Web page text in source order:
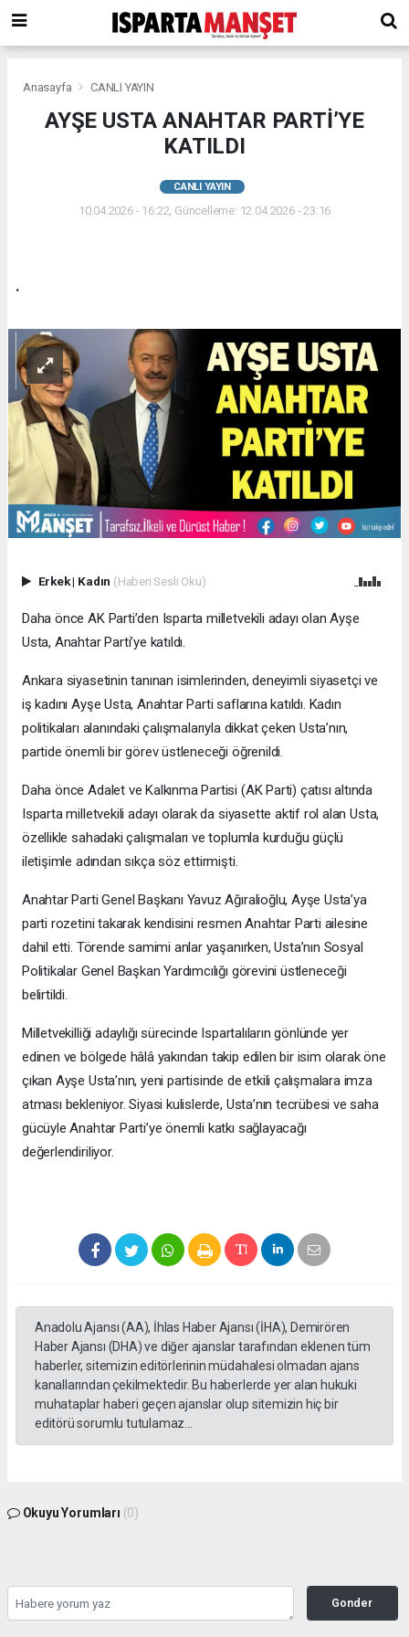
Anasayfa CANLI YAYIN
AYŞE USTA ANAHTAR PARTİ’YE
KATILDI
CANLI YAYIN
10.04.2026 - 16:22, Güncelleme: 12.04.2026 - 23:16
.
Erkek| Kadın (Haberi Sesli Oku)
Daha önce AK Parti’den Isparta milletvekili adayı olan Ayşe
Usta, Anahtar Parti’ye katıldı.
Ankara siyasetinin tanınan isimlerinden, deneyimli siyasetçi ve
iş kadını Ayşe Usta, Anahtar Parti saflarına katıldı. Kadın
politikaları alanındaki çalışmalarıyla dikkat çeken Usta’nın,
partide önemli bir görev üstleneceği öğrenildi.
Daha önce Adalet ve Kalkınma Partisi (AK Parti) çatısı altında
Isparta milletvekili adayı olarak da siyasette aktif rol alan Usta,
özellikle sahadaki çalışmaları ve toplumla kurduğu güçlü
iletişimle adından sıkça söz ettirmişti.
Anahtar Parti Genel Başkanı Yavuz Ağıralioğlu, Ayşe Usta’ya
parti rozetini takarak kendisini resmen Anahtar Parti ailesine
dahil etti. Törende samimi anlar yaşanırken, Usta’nın Sosyal
Politikalar Genel Başkan Yardımcılığı görevini üstleneceği
belirtildi.
Milletvekilliği adaylığı sürecinde Ispartalıların gönlünde yer
edinen ve bölgede hâlâ yakından takip edilen bir isim olarak öne
çıkan Ayşe Usta’nın, yeni partisinde de etkili çalışmalara imza
atması bekleniyor. Siyasi kulislerde, Usta’nın tecrübesi ve saha
gücüyle Anahtar Parti’ye önemli katkı sağlayacağı
değerlendiriliyor.
Anadolu Ajansı (AA), İhlas Haber Ajansı (İHA), Demirören
Haber Ajansı (DHA) ve diğer ajanslar tarafından eklenen tüm
haberler, sitemizin editörlerinin müdahalesi olmadan ajans
kanallarından çekilmektedir. Bu haberlerde yer alan hukuki
muhataplar haberi geçen ajanslar olup sitemizin hiç bir
editörü sorumlu tutulamaz...
Okuyu Yorumları (0)
Gonder